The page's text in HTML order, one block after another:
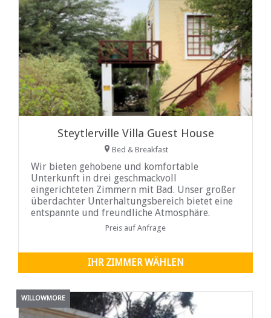
Steytlerville Villa Guest House
Bed & Breakfast
Wir bieten gehobene und komfortable
Unterkunft in drei geschmackvoll
eingerichteten Zimmern mit Bad. Unser großer
überdachter Unterhaltungsbereich bietet eine
entspannte und freundliche Atmosphäre.
Preis auf Anfrage
IHR ZIMMER WÄHLEN
WILLOWMORE